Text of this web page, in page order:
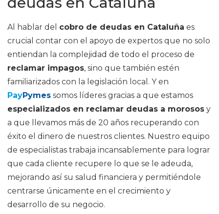
Al hablar del cobro de deudas en Cataluña es
crucial contar con el apoyo de expertos que no solo
entiendan la complejidad de todo el proceso de
reclamar impagos, sino que también estén
familiarizados con la legislación local. Y en
PayPymes somos líderes gracias a que estamos
especializados en reclamar deudas a morosos y
a que llevamos más de 20 años recuperando con
éxito el dinero de nuestros clientes. Nuestro equipo
de especialistas trabaja incansablemente para lograr
que cada cliente recupere lo que se le adeuda,
mejorando así su salud financiera y permitiéndole
centrarse únicamente en el crecimiento y
desarrollo de su negocio.